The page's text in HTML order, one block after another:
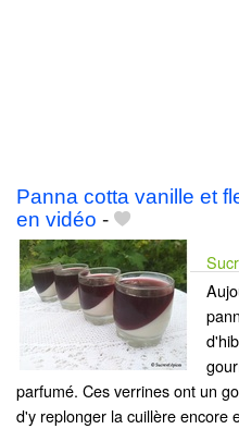
Panna cotta vanille et
en vidéo -
parfumé. Ces verrines ont un
d'y replonger la cuillère encore